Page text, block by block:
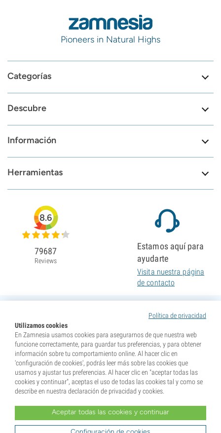
Pioneers in Natural Highs
Categorías
Descubre
Información
Herramientas
Política de privacidad
Utilizamos cookies
En Zamnesia usamos cookies para asegurarnos de que nuestra web
funcione correctamente, para guardar tus preferencias, y para obtener
información sobre tu comportamiento online. Al hacer clic en
'configuración de cookies', podrás leer más sobre las cookies que
usamos y ajustar tus preferencias. Al hacer clic en "aceptar todas las
cookies y continuar", aceptas el uso de todas las cookies tal y como se
describe en nuestra declaración de privacidad y cookies.
Aceptar todas las cookies y continuar
8.6
79687
Reviews
Estamos aquí para
ayudarte
Visita nuestra página
de contacto
* Nuestras semillas se venden como suvenires. La germinación de semillas es ilegal en muchos
tu lugar de residencia y que conoces las normativas locales. También eximes de toda responsabilidad a